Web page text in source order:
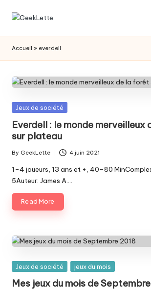
Skip
G
e
e
k
L
e
t
t
e
les
de
société
Accueil » everdell
Posted
Jeux de société
Everdell : le monde merveilleux
sur plateau
Posted
by
By GeekLette 4 juin 2021
1–4 joueurs, 13 ans et +, 40–80
5Auteur: James A.…
Read More
Posted
Jeux de société jeux du mois
Mes jeux du mois de